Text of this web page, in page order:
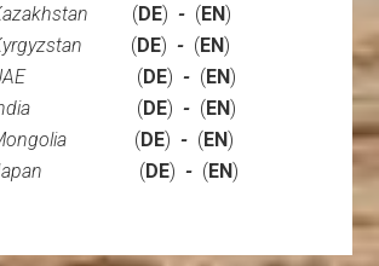
( DE)- ( EN )
( DE)- ( EN )
( DE)- ( EN )
( DE)- ( EN )
( DE)- ( EN )
( DE)- ( EN )